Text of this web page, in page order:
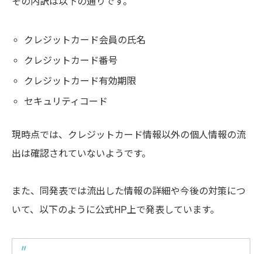
クレジットカード会員の氏名
クレジットカード番号
クレジットカード有効期限
セキュリティコード
現時点では、クレジットカード情報以外の個人情報の流
出は確認されていないようです。
また、同発表では流出した情報の詳細や今後の対策につ
いて、以下のように公式HP上で発表しています。